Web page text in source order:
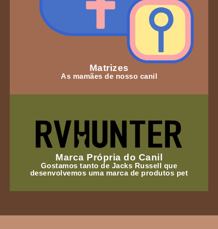
Matrizes
As mamães de nosso canil
Marca Própria do Canil
Gostamos tanto de Jacks Russell que
desenvolvemos uma marca de produtos pet